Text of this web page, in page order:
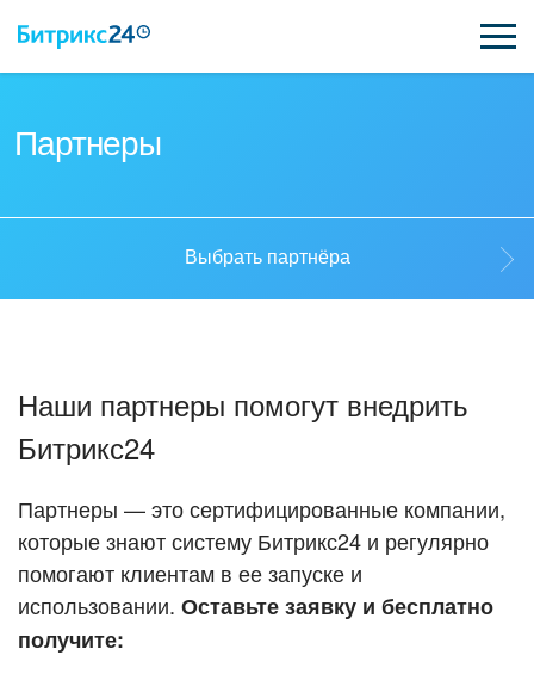
ВХОД
Партнеры
Стать партнёром
Кейсы партнеров
Смотреть видеокейсы
Выбрать партнёра
Наши партнеры помогут внедрить
Битрикс24
Партнеры — это сертифицированные компании,
которые знают систему Битрикс24 и регулярно
помогают клиентам в ее запуске и
использовании. Оставьте заявку и бесплатно
получите: